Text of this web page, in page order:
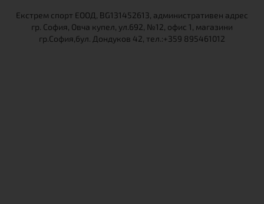
Екстрем спорт ЕООД, BG131452613, административен адрес
гр. София, Овча купел, ул.692, №12, офис 1, магазини
гр.София,бул. Дондуков 42, тел.:+359 895461012